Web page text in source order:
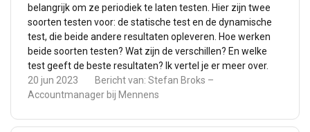
belangrijk om ze periodiek te laten testen. Hier zijn twee
soorten testen voor: de statische test en de dynamische
test, die beide andere resultaten opleveren. Hoe werken
beide soorten testen? Wat zijn de verschillen? En welke
test geeft de beste resultaten? Ik vertel je er meer over.
20 jun 2023
Bericht van: Stefan Broks –
Accountmanager bij Mennens